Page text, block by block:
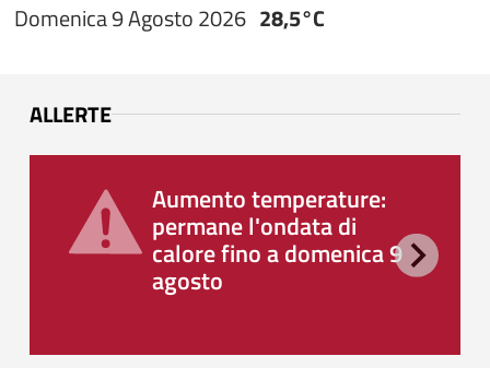
Domenica 9 Agosto 2026 28,5°C
ALLERTE
Aumento temperature:
permane l'ondata di
calore fino a domenica 9
agosto